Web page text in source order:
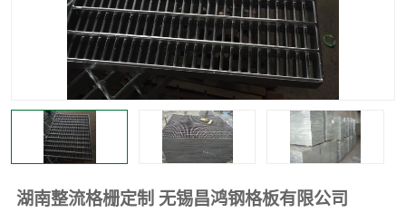
湖南整流格栅定制 无锡昌鸿钢格板有限公司
钢格栅踏步板 插接钢格板
整流格栅